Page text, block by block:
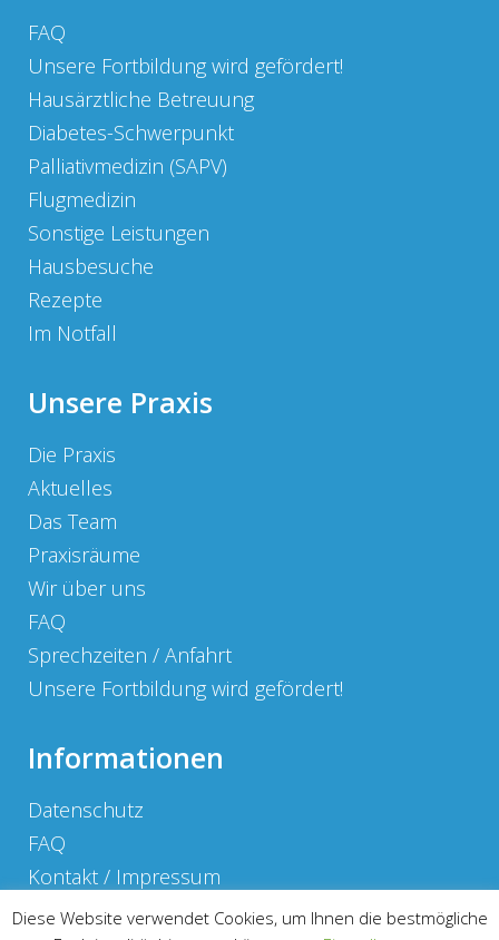
FAQ
Unsere Fortbildung wird gefördert!
Hausärztliche Betreuung
Diabetes-Schwerpunkt
Palliativmedizin (SAPV)
Flugmedizin
Sonstige Leistungen
Hausbesuche
Rezepte
Im Notfall
Unsere Praxis
Die Praxis
Aktuelles
Das Team
Praxisräume
Wir über uns
FAQ
Sprechzeiten / Anfahrt
Unsere Fortbildung wird gefördert!
Informationen
Datenschutz
FAQ
Kontakt / Impressum
Sprechzeiten / Anfahrt
Diese Website verwendet Cookies, um Ihnen die bestmögliche